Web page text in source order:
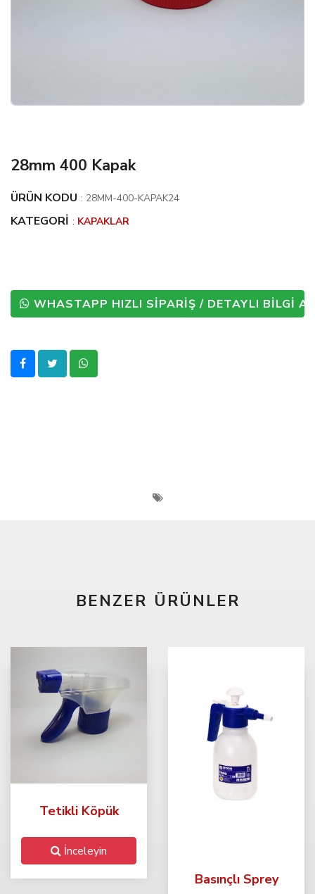
28mm 400 Kapak
ÜRÜN KODU : 28MM-400-KAPAK24
KATEGORI : KAPAKLAR
WHASTAPP HIZLI SİPARİŞ / DETAYLI BİLGİ AL
BENZER ÜRÜNLER
Tetikli Köpük
İnceleyin
Basınçlı Sprey